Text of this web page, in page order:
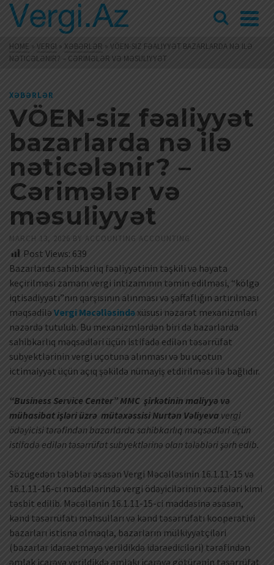
HOME » VERGI » XƏBƏRLƏR » VÖEN-SIZ FƏALIYYƏT BAZARLARDA NƏ ILƏ
NƏTICƏLƏNIR? – CƏRIMƏLƏR VƏ MƏSULIYYƏT
XƏBƏRLƏR
VÖEN-siz fəaliyyət
bazarlarda nə ilə
nəticələnir? –
Cərimələr və
məsuliyyət
MARCH 13, 2026 BY ACCOUNTING ACCOUNTING
Post Views: 639
Bazarlarda sahibkarlıq fəaliyyətinin təşkili və həyata
keçirilməsi zamanı vergi intizamının təmin edilməsi, “kölgə
iqtisadiyyatı”nın qarşısının alınması və şəffaflığın artırılması
məqsədilə Vergi Məcəlləsində xüsusi nəzarət mexanizmləri
nəzərdə tutulub. Bu mexanizmlərdən biri də bazarlarda
sahibkarlıq məqsədləri üçün istifadə edilən təsərrüfat
subyektlərinin vergi uçotuna alınması və bu uçotun
ictimaiyyət üçün açıq şəkildə nümayiş etdirilməsi ilə bağlıdır.
“Business Service Center” MMC şirkətinin maliyyə və
mühasibat işləri üzrə mütəxəssisi Nurtən Vəliyeva vergi
ödəyicisi tərəfindən bazarlarda sahibkarlıq məqsədləri üçün
istifadə edilən təsərrüfat subyektlərinə olan tələbləri şərh edib.
Sözügedən tələblər əsasən Vergi Məcəlləsinin 16.1.11-15 və
16.1.11-16-cı maddələrində vergi ödəyicilərinin vəzifələri kimi
təsbit edilib. Məcəllənin 16.1.11-15-ci maddəsinə əsasən,
kənd təsərrüfatı məhsulları və kənd təsərrüfatı kooperativi
bazarları istisna olmaqla, bazarların mülkiyyətçiləri
(bazarlar idarəetməyə verildikdə idarəediciləri) tərəfindən
əmlak icarəyə verildikdə əmlakı icarəyə götürənin təsərrüfat